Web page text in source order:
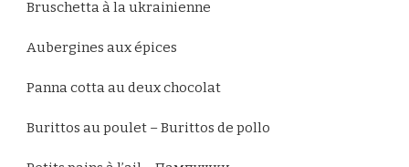
Bruschetta à la ukrainienne
Aubergines aux épices
Panna cotta au deux chocolat
Burittos au poulet – Burittos de pollo